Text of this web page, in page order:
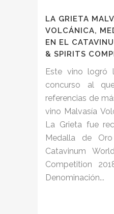
LA GRIETA
VOLCÁNICA,
EN EL
& SPIRITS
Este vino logró
concurso al
referencias de
vino Malvasía
La Grieta fue
Medalla de
Catavinum
Competition
Denominación...